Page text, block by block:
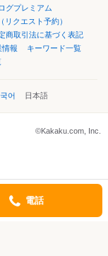
グプレミアム
リクエスト予約）
商取引法に基づく表記
情報
キーワード一覧
어 日本語
©Kakaku.com, Inc.
電話